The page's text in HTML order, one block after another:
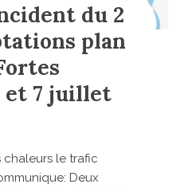
du 2
plan
et 7 juillet
chaleurs le trafic
Deux